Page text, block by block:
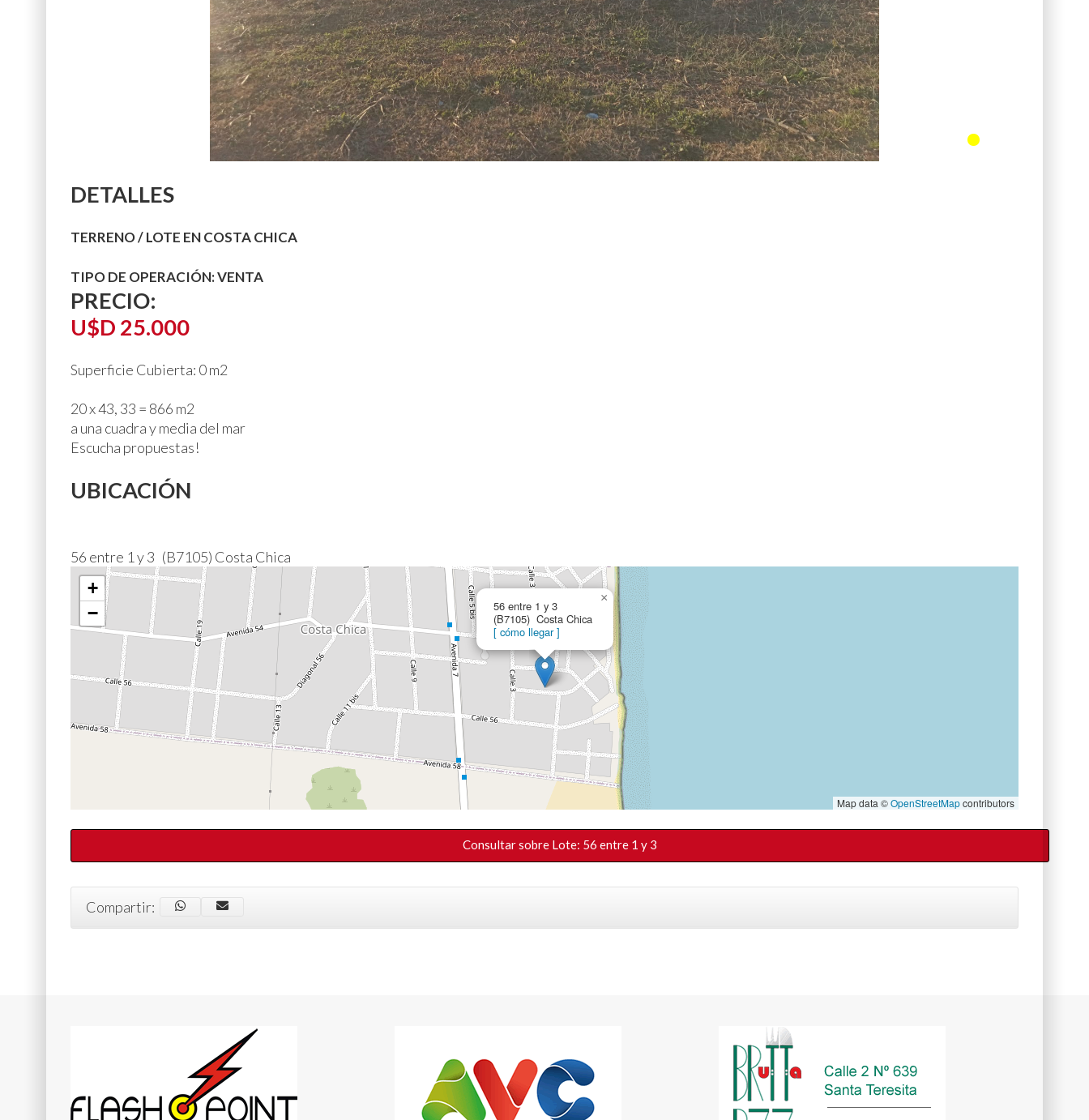
DETALLES
TERRENO / LOTE EN COSTA CHICA
TIPO DE OPERACIÓN:VENTA
PRECIO:
U$D 25.000
Superficie Cubierta: 0 m2
20 x 43, 33 = 866 m2
a una cuadra y media del mar
Escucha propuestas!
UBICACIÓN
56 entre 1 y 3 (B7105) Costa Chica
56 entre 1 y 3
(B7105) Costa Chica
[ cómo llegar ]
×
+
−
Map data ©OpenStreetMapcontributors
Consultar sobre Lote: 56 entre 1 y 3
Compartir: